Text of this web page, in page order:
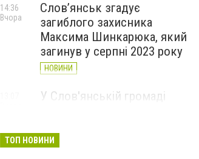
Слов’янськ згадує
загиблого захисника
Максима Шинкарюка, який
загинув у серпні 2023 року
НОВИНИ
14:36
Вчора
У Слов'янській громаді
НОВИНИ
ТОП НОВИНИ